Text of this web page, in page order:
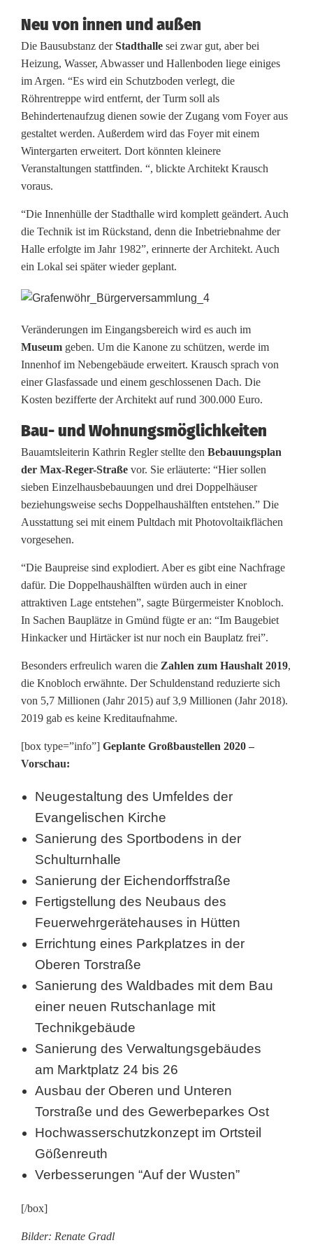
Neu von innen und außen
Die Bausubstanz derStadthalle sei zwar gut, aber bei
Heizung, Wasser, Abwasser und Hallenboden liege einiges
im Argen. “Es wird ein Schutzboden verlegt, die
Röhrentreppe wird entfernt, der Turm soll als
Behindertenaufzug dienen sowie der Zugang vom Foyer aus
gestaltet werden. Außerdem wird das Foyer mit einem
Wintergarten erweitert. Dort könnten kleinere
Veranstaltungen stattfinden. “, blickte Architekt Krausch
voraus.
“Die Innenhülle der Stadthalle wird komplett geändert. Auch
die Technik ist im Rückstand, denn die Inbetriebnahme der
Halle erfolgte im Jahr 1982”, erinnerte der Architekt. Auch
ein Lokal sei später wieder geplant.
Veränderungen im Eingangsbereich wird es auch im
Museum geben. Um die Kanone zu schützen, werde im
Innenhof im Nebengebäude erweitert. Krausch sprach von
einer Glasfassade und einem geschlossenen Dach. Die
Kosten bezifferte der Architekt auf rund 300.000 Euro.
Bau- und Wohnungsmöglichkeiten
Bauamtsleiterin Kathrin Regler stellte den Bebauungsplan
der Max-Reger-Straße vor. Sie erläuterte: “Hier sollen
sieben Einzelhausbebauungen und drei Doppelhäuser
beziehungsweise sechs Doppelhaushälften entstehen.” Die
Ausstattung sei mit einem Pultdach mit Photovoltaikflächen
vorgesehen.
“Die Baupreise sind explodiert. Aber es gibt eine Nachfrage
dafür. Die Doppelhaushälften würden auch in einer
attraktiven Lage entstehen”, sagte Bürgermeister Knobloch.
In Sachen Bauplätze in Gmünd fügte er an: “Im Baugebiet
Hinkacker und Hirtäcker ist nur noch ein Bauplatz frei”.
Besonders erfreulich waren die Zahlen zum Haushalt 2019,
die Knobloch erwähnte. Der Schuldenstand reduzierte sich
von 5,7 Millionen (Jahr 2015) auf 3,9 Millionen (Jahr 2018).
2019 gab es keine Kreditaufnahme.
[box type=”info”] Geplante Großbaustellen 2020 –
Vorschau:
Neugestaltung des Umfeldes der
Evangelischen Kirche
Sanierung des Sportbodens in der
Schulturnhalle
Sanierung der Eichendorffstraße
Fertigstellung des Neubaus des
Feuerwehrgerätehauses in Hütten
Errichtung eines Parkplatzes in der
Oberen Torstraße
Sanierung des Waldbades mit dem Bau
einer neuen Rutschanlage mit
Technikgebäude
Sanierung des Verwaltungsgebäudes
am Marktplatz 24 bis 26
Ausbau der Oberen und Unteren
Torstraße und des Gewerbeparkes Ost
Hochwasserschutzkonzept im Ortsteil
Gößenreuth
Verbesserungen “Auf der Wusten”
[/box]
Bilder: Renate Gradl